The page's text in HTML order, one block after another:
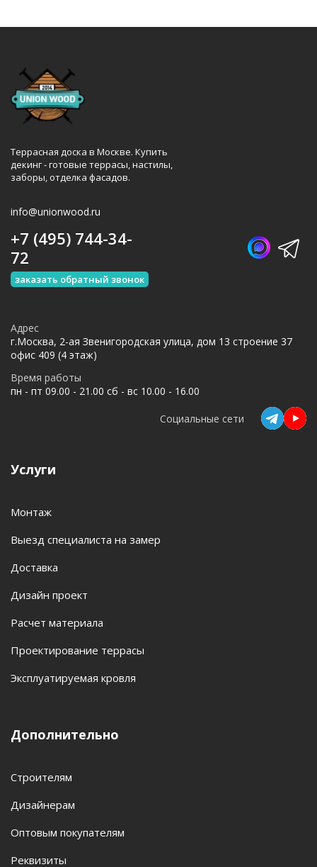
Террасная доска в Москве. Купить
декинг - готовые террасы, настилы,
заборы, отделка фасадов.
info@unionwood.ru
Услуги
Монтаж
Выезд специалиста на замер
Доставка
Дизайн проект
Расчет материала
Проектирование террасы
Эксплуатируемая кровля
Дополнительно
Строителям
Дизайнерам
Оптовым покупателям
Реквизиты
+7 (495) 744-34-
72
заказать обратный звонок
Адрес
г.Москва, 2-ая Звенигородская улица, дом 13 строение 37
офис 409 (4 этаж)
Время работы
пн - пт 09.00 - 21.00 сб - вс 10.00 - 16.00
Социальные сети